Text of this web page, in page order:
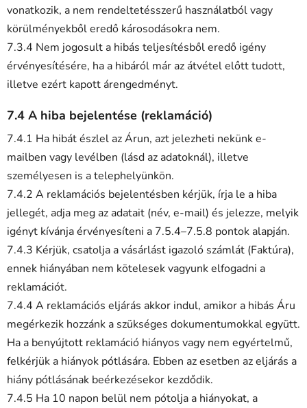
vonatkozik, a nem rendeltetésszerű használatból vagy
körülményekből eredő károsodásokra nem.
7.3.4 Nem jogosult a hibás teljesítésből eredő igény
érvényesítésére, ha a hibáról már az átvétel előtt tudott,
illetve ezért kapott árengedményt.
7.4 A hiba bejelentése (reklamáció)
7.4.1 Ha hibát észlel az Árun, azt jelezheti nekünk e-
mailben vagy levélben (lásd az adatoknál), illetve
személyesen is a telephelyünkön.
7.4.2 A reklamációs bejelentésben kérjük, írja le a hiba
jellegét, adja meg az adatait (név, e-mail) és jelezze, melyik
igényt kívánja érvényesíteni a 7.5.4–7.5.8 pontok alapján.
7.4.3 Kérjük, csatolja a vásárlást igazoló számlát (Faktúra),
ennek hiányában nem kötelesek vagyunk elfogadni a
reklamációt.
7.4.4 A reklamációs eljárás akkor indul, amikor a hibás Áru
megérkezik hozzánk a szükséges dokumentumokkal együtt.
Ha a benyújtott reklamáció hiányos vagy nem egyértelmű,
felkérjük a hiányok pótlására. Ebben az esetben az eljárás a
hiány pótlásának beérkezésekor kezdődik.
7.4.5 Ha 10 napon belül nem pótolja a hiányokat, a